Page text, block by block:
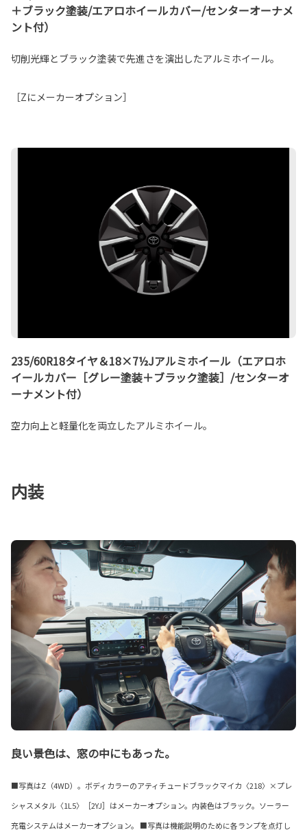
＋ブラック塗装/エアロホイールカバー/センターオーナメ
ント付）
切削光輝とブラック塗装で先進さを演出したアルミホイール。
［Zにメーカーオプション］
235/60R18タイヤ＆18×7½Jアルミホイール（エアロホ
イールカバー［グレー塗装＋ブラック塗装］/センターオ
ーナメント付）
空力向上と軽量化を両立したアルミホイール。
内装
良い景色は、窓の中にもあった。
■写真はZ（4WD）。ボディカラーのアティチュードブラックマイカ〈218〉×プレ
シャスメタル〈1L5〉［2YJ］はメーカーオプション。内装色はブラック。ソーラー
充電システムはメーカーオプション。 ■写真は機能説明のために各ランプを点灯し